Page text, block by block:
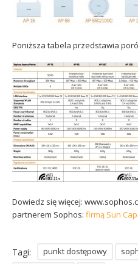
Poniższa tabela przedstawia
Dowiedz się więcej:
partnerem Sophos: firmą Sun
Tagi: punkt dostępowy